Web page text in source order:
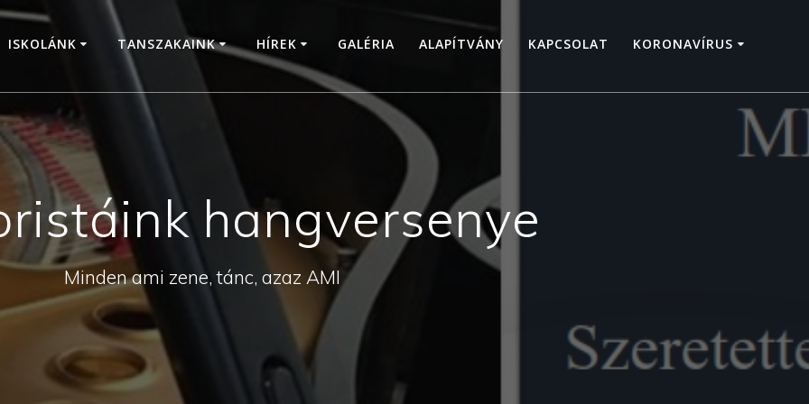
ISKOLÁNK TANSZAKAINK HÍREK GALÉRIA ALAPÍTVÁNY KAPCSOLAT KORONAVÍRUS
hangversenye
Minden ami zene, tánc, azaz AMI